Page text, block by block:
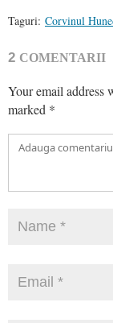
Taguri: Corvinul
2 COMENTARII
Your email address
marked *